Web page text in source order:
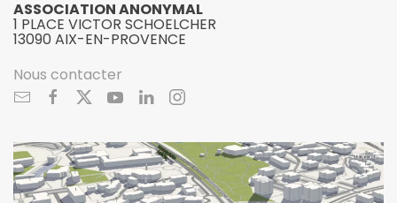
ASSOCIATION ANONYMAL
1 PLACE VICTOR SCHOELCHER
13090 AIX-EN-PROVENCE
Nous contacter